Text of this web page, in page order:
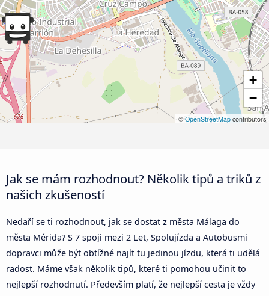
+
−
© OpenStreetMap contributors
Jak se mám rozhodnout? Několik tipů a triků z
našich zkušeností
Nedaří se ti rozhodnout, jak se dostat z města Málaga do
města Mérida? S 7 spoji mezi 2 Let, Spolujízda a Autobusmi
dopravci může být obtížné najít tu jedinou jízdu, která ti udělá
radost. Máme však několik tipů, které ti pomohou učinit to
nejlepší rozhodnutí. Především platí, že nejlepší cesta je vždy